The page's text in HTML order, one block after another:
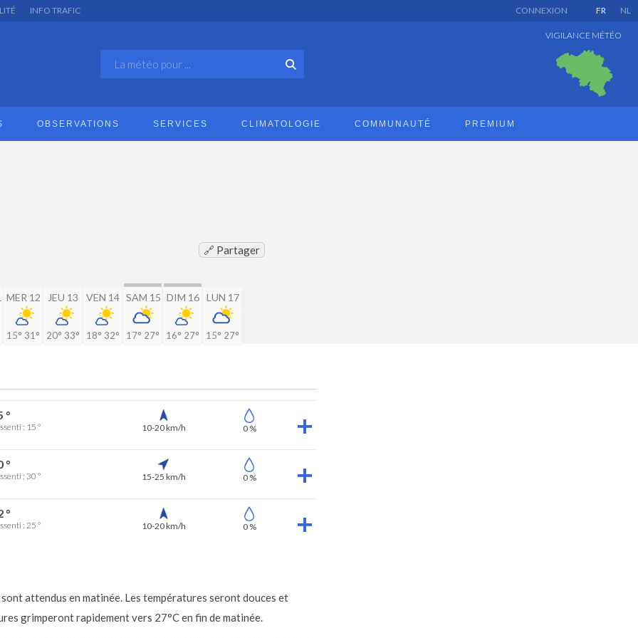
INFO TRAFIC FR NL
CONNEXION
VIGILANCE MÉTÉO
OBSERVATIONS SERVICES CLIMATOLOGIE COMMUNAUTÉ PREMIUM
🔗 Partager
MER 12
15° 31°
JEU 13
20° 33°
VEN 14
18° 32°
SAM 15
17° 27°
DIM 16
16° 27°
LUN 17
15° 27°
°
: 15 ° 10-20 km/h 0 %
°
: 30 ° 15-25 km/h 0 %
°
: 25 ° 10-20 km/h 0 %
attendus en matinée. Les températures seront douces et
grimperont rapidement vers 27°C en fin de matinée.